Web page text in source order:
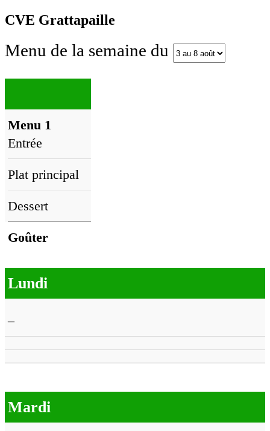
CVE Grattapaille
Menu de la semaine du
Menu 1
Entrée
Plat principal
Dessert
Goûter
Lundi
–
Mardi